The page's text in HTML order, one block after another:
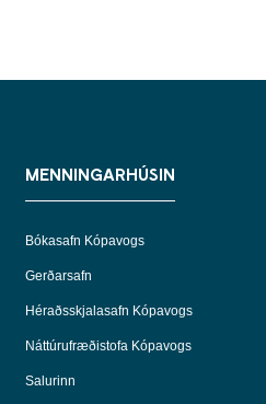
MENNINGARHÚSIN
Bókasafn Kópavogs
Gerðarsafn
Héraðsskjalasafn Kópavogs
Náttúrufræðistofa Kópavogs
Salurinn